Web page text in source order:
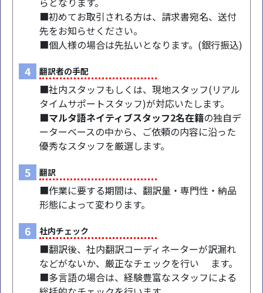
■初めてお取引される方は、請求書宛名、送付
先をお知らせください。
■個人様の場合は先払いとなります。(銀行振込)
4 翻訳者の手配
■社内スタッフもしくは、現地スタッフ(リアル
タイムサポートスタッフ)が対応いたします。
■マルタ語ネイティブスタッフ2名在籍の独自デ
ーターベースの中から、ご依頼の内容に沿った
優秀なスタッフを厳選します。
5 翻訳
■作業に要する期間は、翻訳量・専門性・納品
形態によって変わります。
6 社内チェック
■翻訳後、社内翻訳コーディネーターが訳漏れ
などがないか、厳正なチェックを行い ます。
■多言語の場合は、経験豊富なスタッフによる